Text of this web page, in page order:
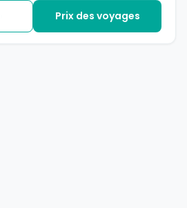
Prix des voyages